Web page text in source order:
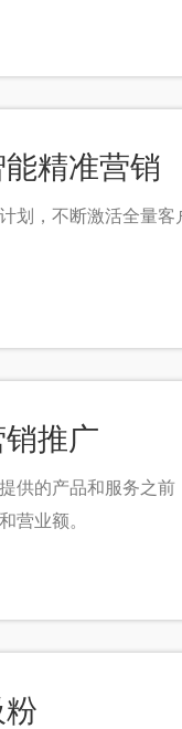
精准营销
划，不断激活全量客
推广
供的产品和服务之
营业额。